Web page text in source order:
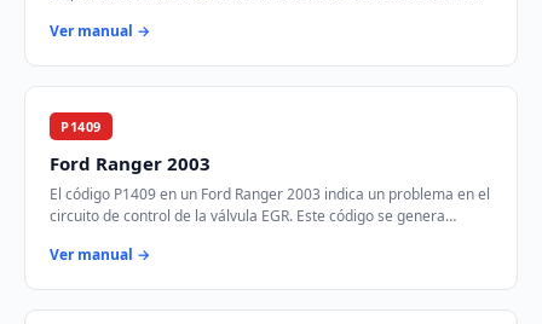
Ver manual →
P1409
Ford Ranger 2003
El código P1409 en un Ford Ranger 2003 indica un problema en el
circuito de control de la válvula EGR. Este código se genera
Ver manual →